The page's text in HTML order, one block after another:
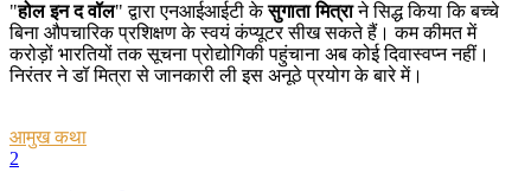
"होल इन द वॉल" द्वारा एनआईआईटी केसुगाता मित्राने सिद्ध किया कि बच्चे
बिना औपचारिक प्रशिक्षण के स्वयं कंप्यूटर सीख सकते हैं। कम कीमत में
करोड़ों भारतियों तक सूचना प्रोद्योगिकी पहुंचाना अब कोई दिवास्वप्न नहीं।
निरंतर ने डॉ मित्रा से जानकारी ली इस अनूठे प्रयोग के बारे में।
आमुख कथा
2